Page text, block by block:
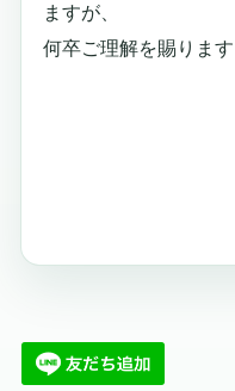
ますが、
何卒ご理解を賜りま